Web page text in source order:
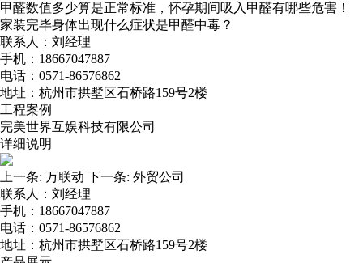
甲醛数值多少算是正常标准，怀孕期间吸入甲醛有哪些危害！
家装完毕身体出现什么症状是甲醛中毒？
联系人：刘经理
手机：18667047887
电话：0571-86576862
地址：杭州市拱墅区石桥路159号2楼
工程案例
完美世界互娱科技有限公司
详细说明
上一条: 万联动 下一条: 外贸公司
联系人：刘经理
手机：18667047887
电话：0571-86576862
地址：杭州市拱墅区石桥路159号2楼